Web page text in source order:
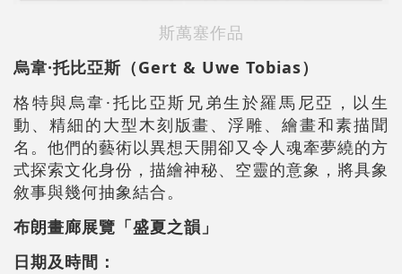
斯萬塞作品
烏韋·托比亞斯（Gert & Uwe Tobias）
格特與烏韋·托比亞斯兄弟生於羅馬尼亞，以生
動、精細的大型木刻版畫、浮雕、繪畫和素描聞
名。他們的藝術以異想天開卻又令人魂牽夢繞的方
式探索文化身份，描繪神秘、空靈的意象，將具象
敘事與幾何抽象結合。
布朗畫廊展覽「盛夏之韻」
日期及時間：